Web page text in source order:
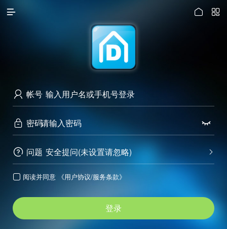
 

 帐号
 密码 
 问题 
安全提问(未设置请忽略)
 阅读并同意 《用户协议/服务条款》
登录